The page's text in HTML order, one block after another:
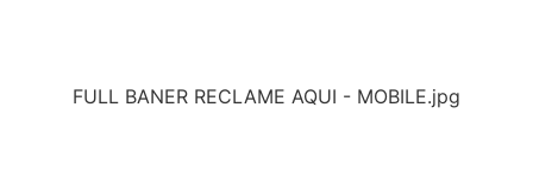
FULL BANER RECLAME AQUI - MOBILE.jpg